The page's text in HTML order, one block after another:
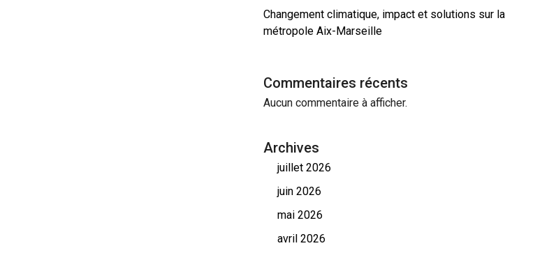
Changement climatique, impact et solutions sur la
métropole Aix-Marseille
Commentaires récents
Aucun commentaire à afficher.
Archives
juillet 2026
juin 2026
mai 2026
avril 2026